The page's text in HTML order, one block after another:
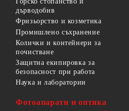
дърводобив
Фризьорство и козметика
Промишлено съхранение
Колички и контейнери за
почистване
Защитна екипировка за
безопасност при работа
Наука и лаборатории
Фотоапарати и оптика